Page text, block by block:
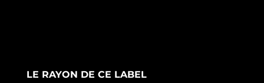
LE RAYON DE CE LABEL